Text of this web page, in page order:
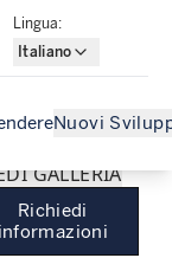
Lingua:
Italiano
Nuovi
GALLERIA
Richiedi
informazioni